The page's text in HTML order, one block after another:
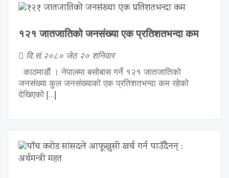
१२१ जातजातिको जनसंख्या एक प्रतिशतभन्दा कम
वि.सं.२०८० जेठ २० शनिवार
काठमाडौं । नेपालमा बसोबास गर्ने १२१ जातजातिको
जनसंख्या कुल जनसंख्याको एक प्रतिशतभन्दा कम रहेको
देखिएको […]